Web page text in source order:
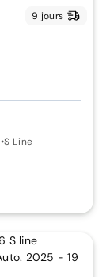
9 jours
•S Line